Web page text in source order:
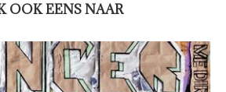
OOK EENS NAAR